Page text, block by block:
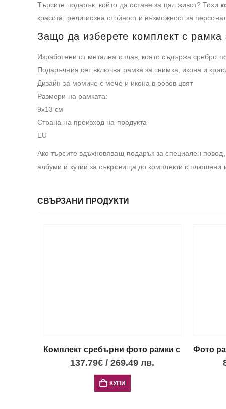
Търсите подарък, който да остане за цял живот? Този
красота, религиозна стойност и възможност за
Защо да изберете комплект с
Изработени от метална сплав, която съдържа сребро
Подаръчния сет включва рамка за снимка, икона и
Дизайн за момиче с мече и икона в розов цвят
Размери на рамката:
9х13 см
Страна на произход на продукта
EU
Ако търсите вдъхновяващ подарък за специален
албуми и кутии за съкровища до комплекти с
СВЪРЗАНИ ПРОДУКТИ
Комплект сребърни фото рамки
137.79€ / 269.49 лв.
КУПИ
Фото